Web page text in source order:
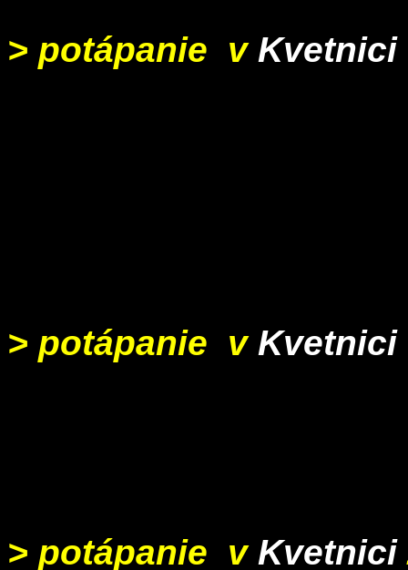
> potápanie v Kvetnici
> potápanie v Kvetnici
> potápanie v Kvetnici